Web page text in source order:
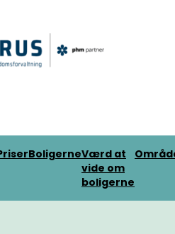
BoligerneVærd at
vide om
boligerne